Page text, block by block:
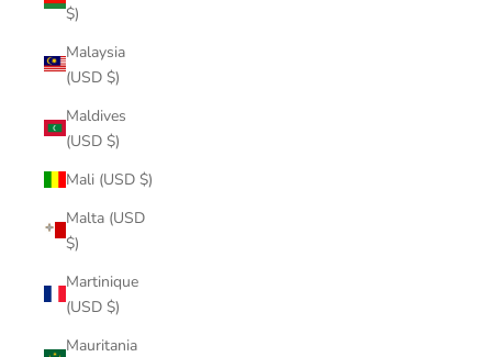
$)
Malaysia
(USD $)
Maldives
(USD $)
Mali (USD $)
Malta (USD
$)
Martinique
(USD $)
Mauritania